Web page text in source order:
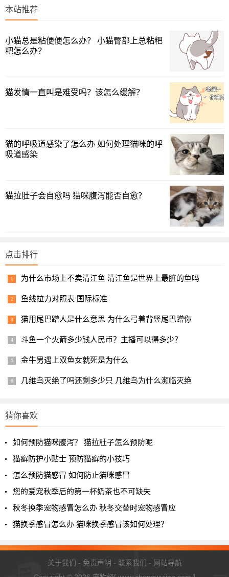
野生的几维鸟只存在于新西兰大陆，只是目前已属于濒危
状态。
它同鸭嘴兽一般，是我们现存的最古老的生物之一：几维
（准确说几维鸟是无翼目），都是不会飞行的鸟类。
这种鸟儿对于别人来说可能比较陌生，但对于新西兰人民
来说，却意义非凡。
首先，几维鸟是新西兰特有的鸟类，它们从古至今生活在
放“小心几维鸟出没”的指示牌来保护几维鸟。
几维鸟在新西兰的地位，不亚于熊猫在中国人民眼里的地
位，所以被列为新西兰国鸟。
还有传言说：曾经新西兰想在国旗上标注出几维鸟的造
型，但最终没有实现这个想法。
本站推荐
小猫总是粘便便怎么办？ 小猫臀部上总粘粑
粑怎么办？
猫发情一直叫是难受吗？该怎么缓解？
猫的呼吸道感染了怎么办 如何处理猫咪的呼
吸道感染
猫拉肚子会自愈吗 猫咪腹泻能否自愈？
点击排行
为什么市场上不卖清江鱼 清江鱼是世界上最脏的鱼吗
鱼线拉力对照表 国际标准
猫用尾巴蹭人是什么意思 为什么弓着背竖尾巴蹭你
斗鱼一个火箭多少钱人民币？主播可以得多少？
金牛男遇上双鱼女就死是为什么
几维鸟灭绝了吗还剩多少只 几维鸟为什么濒临灭绝
猜你喜欢
如何预防猫咪腹泻？ 猫拉肚子怎么预防呢
猫癣防护小贴士 预防猫癣的小技巧
怎么预防猫感冒 如何防止猫咪感冒
您的爱宠秋季后的第一杯奶茶也不可缺失
秋冬换季宠物感冒怎么办 秋冬交替时宠物感冒应
猫换季感冒怎么办 猫咪换季感冒该如何处理？
关于我们 - 免责声明 - 联系我们 - 网站导航